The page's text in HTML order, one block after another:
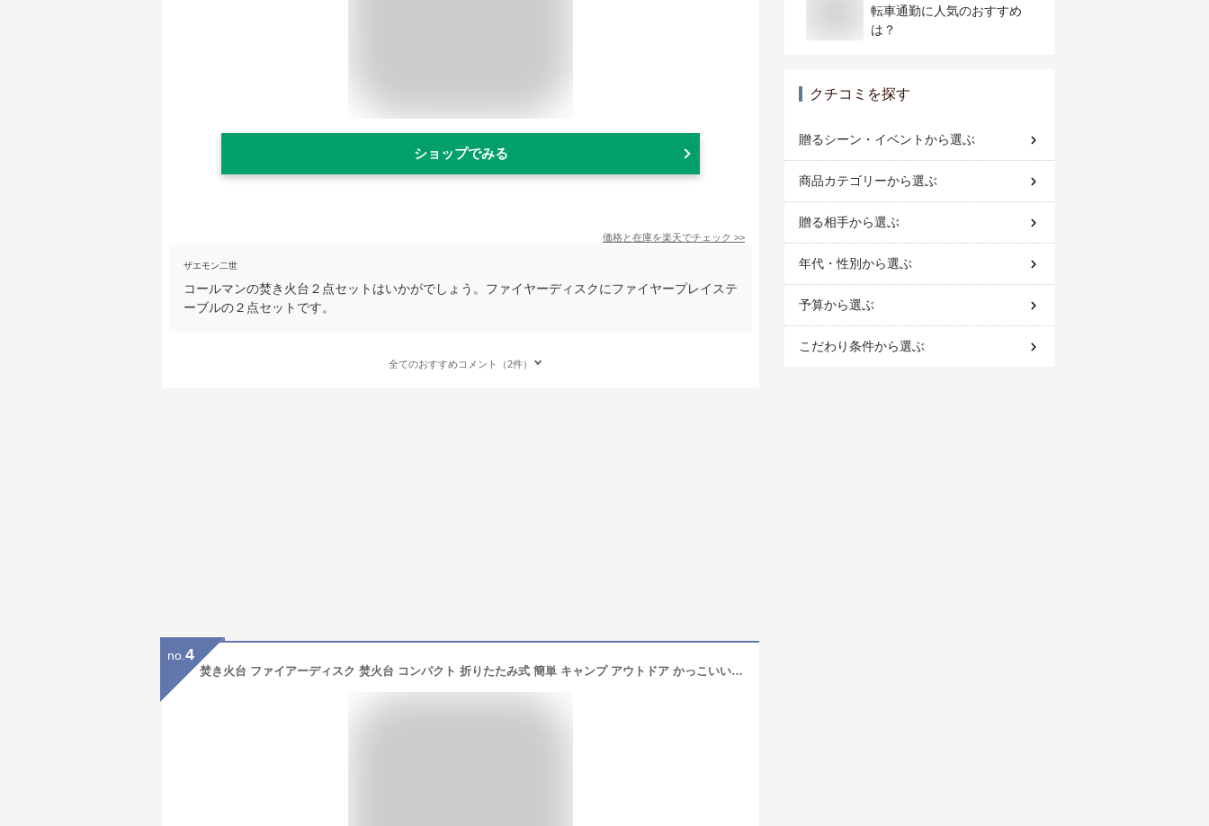
ショップでみる
価格と在庫を楽天でチェック >>
ザエモン二世
コールマンの焚き火台２点セットはいかがでしょう。ファイヤーディスクにファイヤープレイステ
ーブルの２点セットです。
全てのおすすめコメント（2件）
no. 4
焚き火台 ファイアーディスク 焚火台 コンパクト 折りたたみ式 簡単 キャンプ アウトドア かっこいい 焚き火 台 おしゃれ 折りたたみ 焚火 キャンプファイヤ ミニ焚き火台 オシャレ 家庭用 自宅 庭 専用収納袋付き 安定感 落ち葉焼却 無骨 鉄製品 s02
転車通勤に人気のおすすめ
は？
クチコミを探す
贈るシーン・イベントから選ぶ
商品カテゴリーから選ぶ
贈る相手から選ぶ
年代・性別から選ぶ
予算から選ぶ
こだわり条件から選ぶ